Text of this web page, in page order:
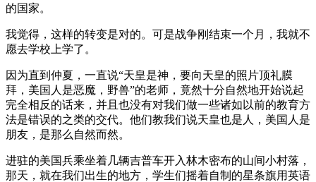
的国家。
我觉得，这样的转变是对的。可是战争刚结束一个月，我就不
愿去学校上学了。
因为直到仲夏，一直说“天皇是神，要向天皇的照片顶礼膜
拜，美国人是恶魔，野兽”的老师，竟然十分自然地开始说起
完全相反的话来，并且也没有对我们做一些诸如以前的教育方
法是错误的之类的交代。他们教我们说天皇也是人，美国人是
朋友，是那么自然而然。
进驻的美国兵乘坐着几辆吉普车开入林木密布的山间小村落，
那天，就在我们出生的地方，学生们摇着自制的星条旗用英语